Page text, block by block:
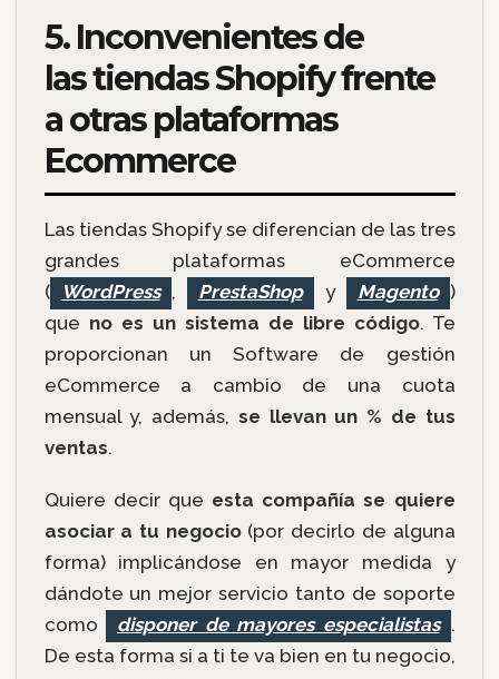
5. Inconvenientes de
las tiendas Shopify frente
a otras plataformas
Ecommerce
Las tiendas Shopify se diferencian de las tres
grandes plataformas eCommerce
(
WordPress , PrestaShop y Magento )
que no es un sistema de libre código. Te
proporcionan un Software de gestión
eCommerce a cambio de una cuota
mensual y, además, se llevan un % de tus
ventas.
Quiere decir que esta compañía se quiere
asociar a tu negocio(por decirlo de alguna
forma) implicándose en mayor medida y
dándote un mejor servicio tanto de soporte
como
disponer de mayores especialistas .
De esta forma si a ti te va bien en tu negocio,